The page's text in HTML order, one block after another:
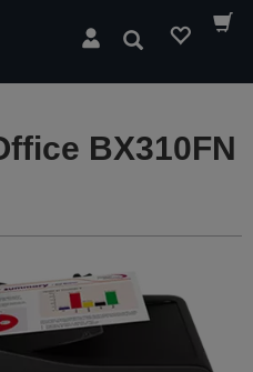
Hledat
BX310FN